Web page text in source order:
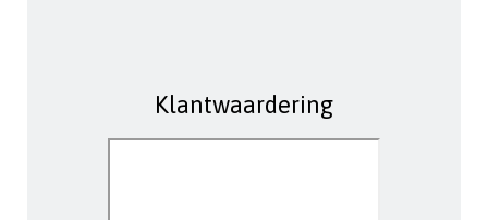
Klantwaardering